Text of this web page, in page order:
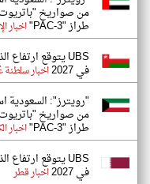
من صواريخ
طراز "PAC-3" اخبار
في 2027 اخبار سلطنة
من صواريخ
طراز "PAC-3" اخبار
في 2027 اخبار قطر